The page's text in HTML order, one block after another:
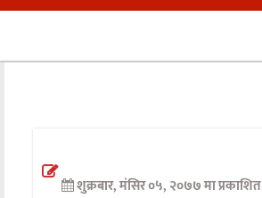
सुदुर
अन्तर्वार्ता
शुक्रबार, मंसिर ०५, २०७७ मा प्रकाशित